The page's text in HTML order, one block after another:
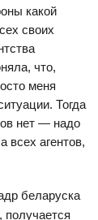
какой
своих
что,
меня
Тогда
нет — надо
всех агентов,